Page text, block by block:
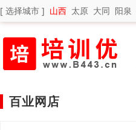
[ 选择城市 ] 山西 太原 大同 阳泉
百业网店